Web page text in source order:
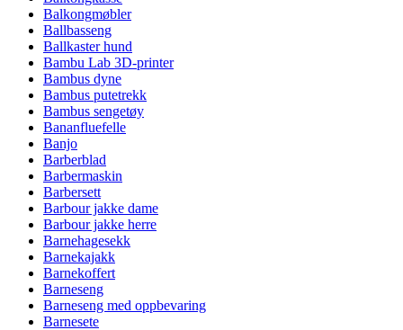
Balkongmøbler
Ballbasseng
Ballkaster hund
Bambu Lab 3D-printer
Bambus dyne
Bambus putetrekk
Bambus sengetøy
Bananfluefelle
Banjo
Barberblad
Barbermaskin
Barbersett
Barbour jakke dame
Barbour jakke herre
Barnehagesekk
Barnekajakk
Barnekoffert
Barneseng
Barneseng med oppbevaring
Barnesete